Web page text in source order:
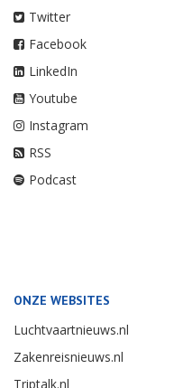
Twitter
Facebook
LinkedIn
Youtube
Instagram
RSS
Podcast
ONZE WEBSITES
Luchtvaartnieuws.nl
Zakenreisnieuws.nl
Triptalk.nl